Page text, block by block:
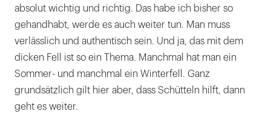
absolut wichtig und richtig. Das habe ich bisher so
gehandhabt, werde es auch weiter tun. Man muss
verlässlich und authentisch sein. Und ja, das mit dem
dicken Fell ist so ein Thema. Manchmal hat man ein
Sommer- und manchmal ein Winterfell. Ganz
grundsätzlich gilt hier aber, dass Schütteln hilft, dann
geht es weiter.